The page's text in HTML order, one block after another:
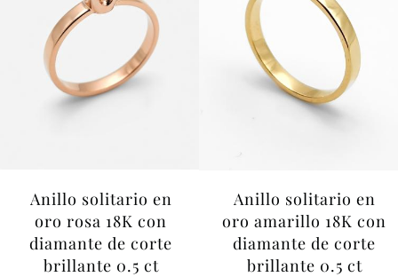
Anillo solitario en
oro rosa 18K con
diamante de corte
brillante 0.5 ct
Anillo solitario en
oro amarillo 18K con
diamante de corte
brillante 0.5 ct